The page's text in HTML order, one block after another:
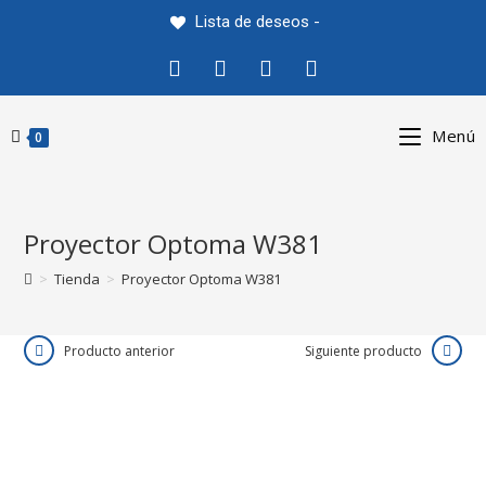
Lista de deseos -
0 Menú
Proyector Optoma W381
> Tienda > Proyector Optoma W381
Producto anterior Siguiente producto